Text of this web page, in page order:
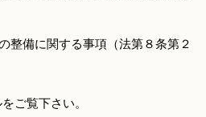
整備に関する事項（法第８条第２
ご覧下さい。